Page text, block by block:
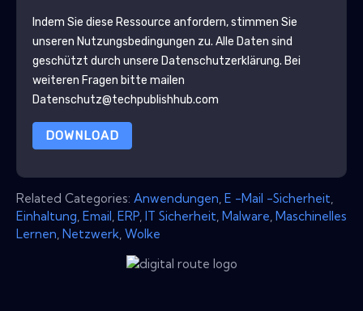
Indem Sie diese Ressource anfordern, stimmen Sie
unseren Nutzungsbedingungen zu. Alle Daten sind
geschützt durch unsere Datenschutzerklärung. Bei
weiteren Fragen bitte mailen
Datenschutz@techpublishhub.com
DOWNLOAD
Related Categories: Anwendungen E -Mail -Sicherheit
Einhaltung Email ERP IT Sicherheit Malware Maschinelles
Lernen Netzwerk Wolke